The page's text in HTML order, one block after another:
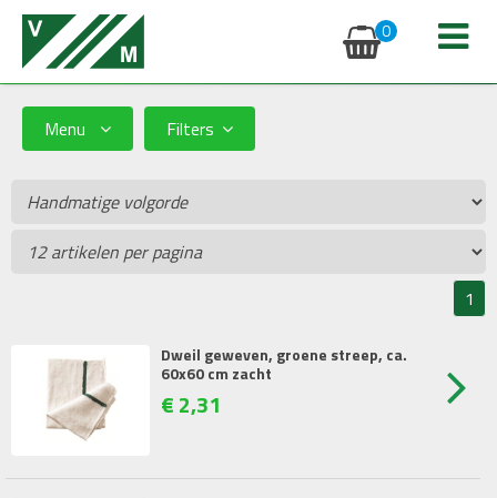
0
Menu Filters
Prijs
Min:
1
Dweil geweven, groene streep, ca.
60x60 cm zacht
€2,31